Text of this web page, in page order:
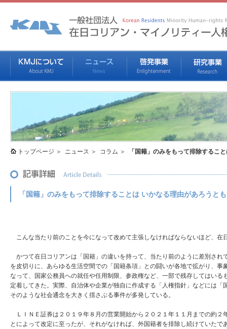
トップページ ニュース コラム 「国籍」のみをもって排除するこ
「国籍」のみをもって排除することは いかなる理由があろうと
こんな当たり前のことを今になって改めて主張しなければならないほど、
かつて在日コリアンは「国籍」の違いを持って、当たり前のように差別さ
を皮切りに、あらゆる生活空間での「国籍条項」との闘いが各地で拡がり、
なって、国家公務員への就任や任用制限、参政権など、一部で残存してはい
定着してきた。実際、自治体や企業が独自に作成する「人権指針」などには
そのような社会通念を大きく揺さぶる事件が多発している。
ＬＩＮＥ証券は２０１９年８月の営業開始から２０２１年１１月までの約
とによって改定に至ったが、それがなければ、外国籍者を排除し続けていた